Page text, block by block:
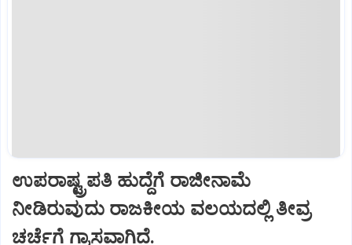
ಉಪರಾಷ್ಟ್ರಪತಿ ಹುದ್ದೆಗೆ ರಾಜೀನಾಮೆ
ನೀಡಿರುವುದು ರಾಜಕೀಯ ವಲಯದಲ್ಲಿ ತೀವ್ರ
ಚರ್ಚೆಗೆ ಗ್ರಾಸವಾಗಿದೆ.